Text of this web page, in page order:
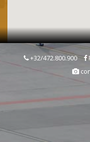
Mots clés
Vue générale Villes &
Hiver
Saison
+32/472.800.900